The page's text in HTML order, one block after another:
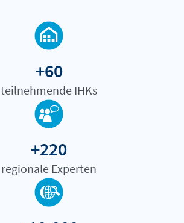
+60
teilnehmende IHKs
+220
regionale Experten